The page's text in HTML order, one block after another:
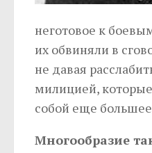
неготовое к
их обвиняли в
не давая
милицией,
собой еще
Многообразие